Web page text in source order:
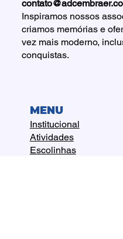
Inspiramos nossos
criamos memórias e
vez mais moderno,
conquistas.
MENU
Institucional
Atividades
Escolinhas